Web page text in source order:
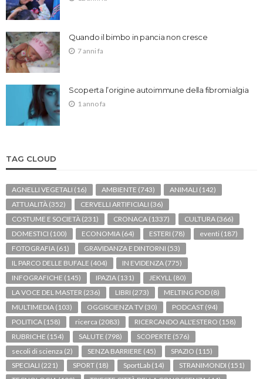
Quando il bimbo in pancia non cresce
7 anni fa
Scoperta l’origine autoimmune della fibromialgia
1 anno fa
TAG CLOUD
AGNELLI VEGETALI (16) AMBIENTE (743) ANIMALI (142)
ATTUALITÀ (352) CERVELLI ARTIFICIALI (36)
COSTUME E SOCIETÀ (231) CRONACA (1337) CULTURA (366)
DOMESTICI (100) ECONOMIA (64) ESTERI (78) eventi (187)
FOTOGRAFIA (61) GRAVIDANZA E DINTORNI (53)
IL PARCO DELLE BUFALE (404) IN EVIDENZA (775)
INFOGRAFICHE (145) IPAZIA (131) JEKYLL (80)
LA VOCE DEL MASTER (236) LIBRI (273) MELTING POD (8)
MULTIMEDIA (103) OGGISCIENZA TV (30) PODCAST (94)
POLITICA (158) ricerca (2083) RICERCANDO ALL'ESTERO (158)
RUBRICHE (154) SALUTE (798) SCOPERTE (576)
secoli di scienza (2) SENZA BARRIERE (45) SPAZIO (115)
SPECIALI (221) SPORT (18) SportLab (14) STRANIMONDI (151)